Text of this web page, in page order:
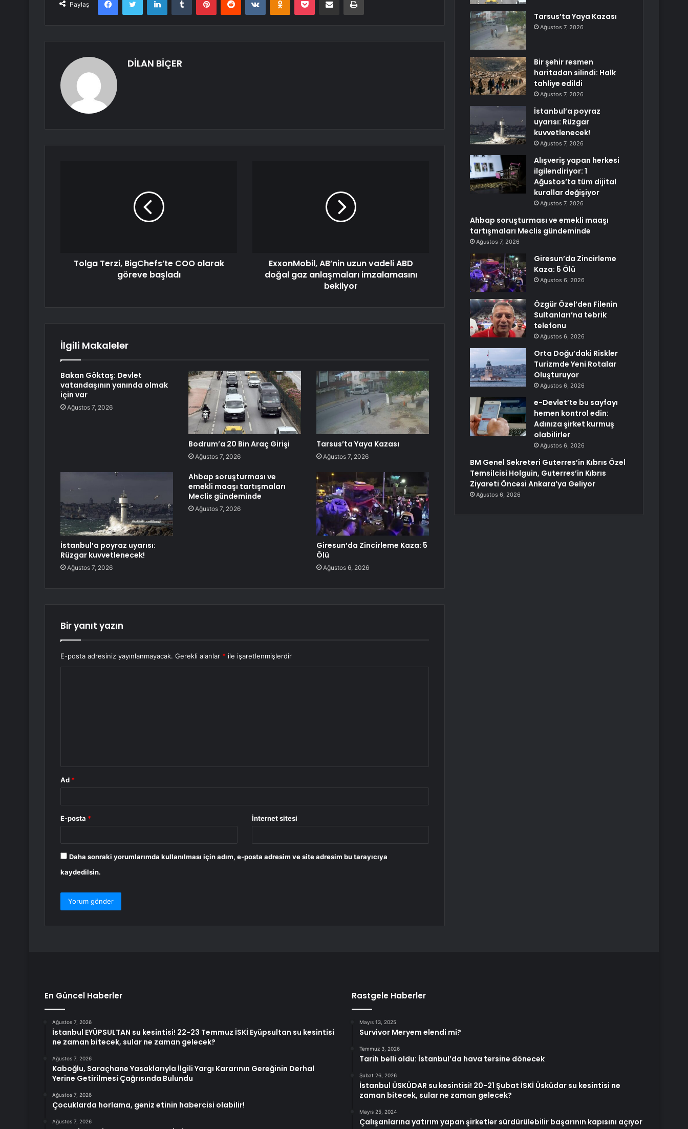
Paylaş
DİLAN BİÇER
Tolga Terzi, BigChefs’te COO olarak
göreve başladı
ExxonMobil, AB’nin uzun vadeli ABD
doğal gaz anlaşmaları imzalamasını
bekliyor
İlgili Makaleler
Bakan Göktaş: Devlet
vatandaşının yanında olmak
için var
Ağustos 7, 2026
Bodrum’a 20 Bin Araç Girişi
Ağustos 7, 2026
Tarsus’ta Yaya Kazası
Ağustos 7, 2026
İstanbul’a poyraz uyarısı:
Rüzgar kuvvetlenecek!
Ağustos 7, 2026
Ahbap soruşturması ve
emekli maaşı tartışmaları
Meclis gündeminde
Ağustos 7, 2026
Giresun’da Zincirleme Kaza: 5
Ölü
Ağustos 6, 2026
Bir yanıt yazın
E-posta adresiniz yayınlanmayacak. Gerekli alanlar * ile işaretlenmişlerdir
Ad *
E-posta * İnternet sitesi
Daha sonraki yorumlarımda kullanılması için adım, e-posta adresim ve site adresim bu tarayıcıya
kaydedilsin.
Tarsus’ta Yaya Kazası
Ağustos 7, 2026
Bir şehir resmen
haritadan silindi: Halk
tahliye edildi
Ağustos 7, 2026
İstanbul’a poyraz
uyarısı: Rüzgar
kuvvetlenecek!
Ağustos 7, 2026
Alışveriş yapan herkesi
ilgilendiriyor: 1
Ağustos’ta tüm dijital
kurallar değişiyor
Ağustos 7, 2026
Ahbap soruşturması ve emekli maaşı
tartışmaları Meclis gündeminde
Ağustos 7, 2026
Giresun’da Zincirleme
Kaza: 5 Ölü
Ağustos 6, 2026
Özgür Özel’den Filenin
Sultanları’na tebrik
telefonu
Ağustos 6, 2026
Orta Doğu’daki Riskler
Turizmde Yeni Rotalar
Oluşturuyor
Ağustos 6, 2026
e-Devlet’te bu sayfayı
hemen kontrol edin:
Adınıza şirket kurmuş
olabilirler
Ağustos 6, 2026
BM Genel Sekreteri Guterres’in Kıbrıs Özel
Temsilcisi Holguin, Guterres’in Kıbrıs
Ziyareti Öncesi Ankara’ya Geliyor
Ağustos 6, 2026
En Güncel Haberler
Ağustos 7, 2026
İstanbul EYÜPSULTAN su kesintisi! 22-23 Temmuz İSKİ Eyüpsultan su kesintisi
ne zaman bitecek, sular ne zaman gelecek?
Ağustos 7, 2026
Kaboğlu, Saraçhane Yasaklarıyla İlgili Yargı Kararının Gereğinin Derhal
Yerine Getirilmesi Çağrısında Bulundu
Ağustos 7, 2026
Çocuklarda horlama, geniz etinin habercisi olabilir!
Ağustos 7, 2026
Rastgele Haberler
Mayıs 13, 2025
Survivor Meryem elendi mi?
Temmuz 3, 2026
Tarih belli oldu: İstanbul’da hava tersine dönecek
Şubat 26, 2026
İstanbul ÜSKÜDAR su kesintisi! 20-21 Şubat İSKİ Üsküdar su kesintisi ne
zaman bitecek, sular ne zaman gelecek?
Mayıs 25, 2024
Çalışanlarına yatırım yapan şirketler sürdürülebilir başarının kapısını açıyor